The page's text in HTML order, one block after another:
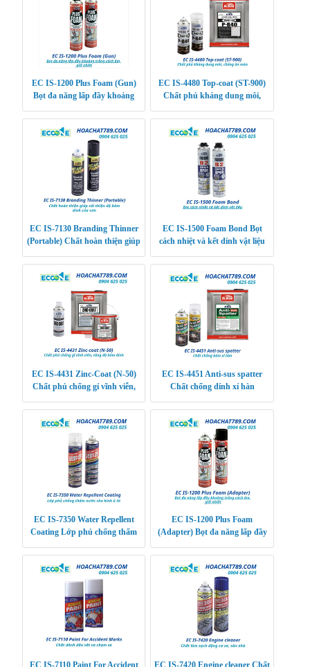
EC IS-1200 Plus Foam (Gun)
Bọt đa năng lấp đầy khoảng
EC IS-4480 Top-coat (ST-900)
Chất phủ kháng dung môi,
EC IS-7130 Branding Thinner
(Portable) Chất hoàn thiện giúp
EC IS-1500 Foam Bond Bọt
cách nhiệt và kết dính vật liệu
EC IS-4431 Zinc-Coat (N-50)
Chất phủ chống gỉ vĩnh viễn,
EC IS-4451 Anti-sus spatter
Chất chống dính xỉ hàn
EC IS-7350 Water Repellent
Coating Lớp phủ chống thấm
EC IS-1200 Plus Foam
(Adapter) Bọt đa năng lấp đầy
EC IS-7110 Paint For Accident EC IS-7420 Engine cleaner Chất